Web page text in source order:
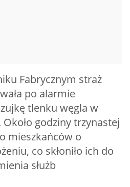
Fabrycznym straż
po alarmie
tlenku węgla w
godziny trzynastej
mieszkańców o
co skłoniło ich do
służb